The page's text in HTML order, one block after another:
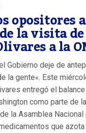
opositores
la visita de
a la
Gobierno deje de
la gente«. Este
entregó el
como parte de
la Asamblea Nacional
que azota